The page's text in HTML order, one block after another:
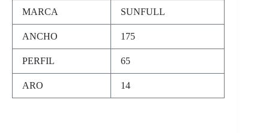
MARCA SUNFULL
ANCHO 175
PERFIL 65
ARO 14